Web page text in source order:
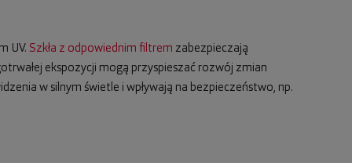
UV. Szkła z odpowiednim filtrem zabezpieczają
ekspozycji mogą przyspieszać rozwój zmian
w silnym świetle i wpływają na bezpieczeństwo, np.